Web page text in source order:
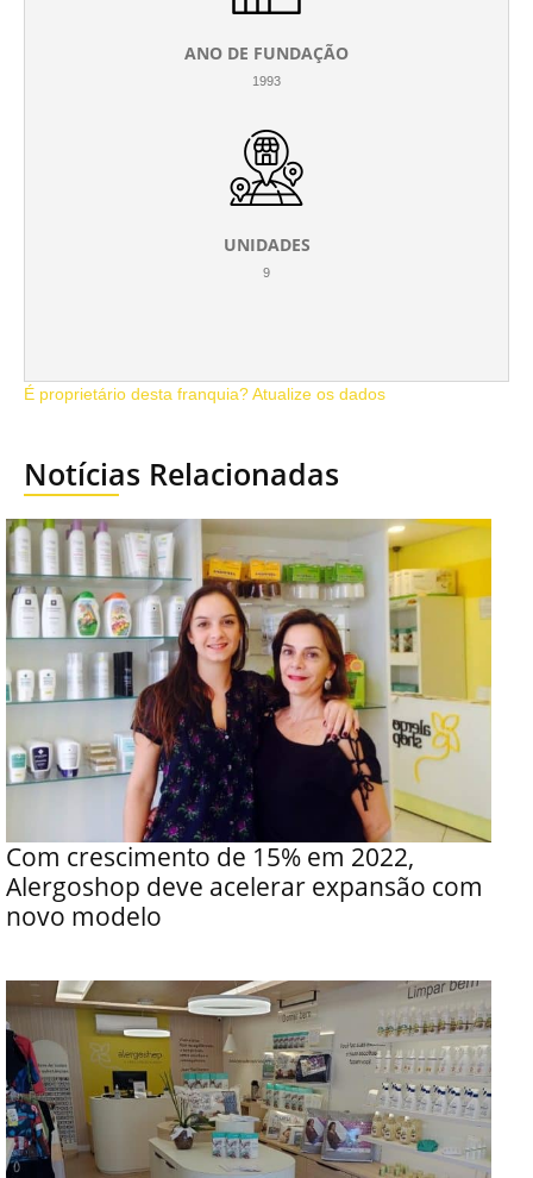
ANO DE FUNDAÇÃO
1993
UNIDADES
9
É proprietário desta franquia? Atualize os dados
Notícias Relacionadas
Com crescimento de 15% em 2022,
Alergoshop deve acelerar expansão com
novo modelo